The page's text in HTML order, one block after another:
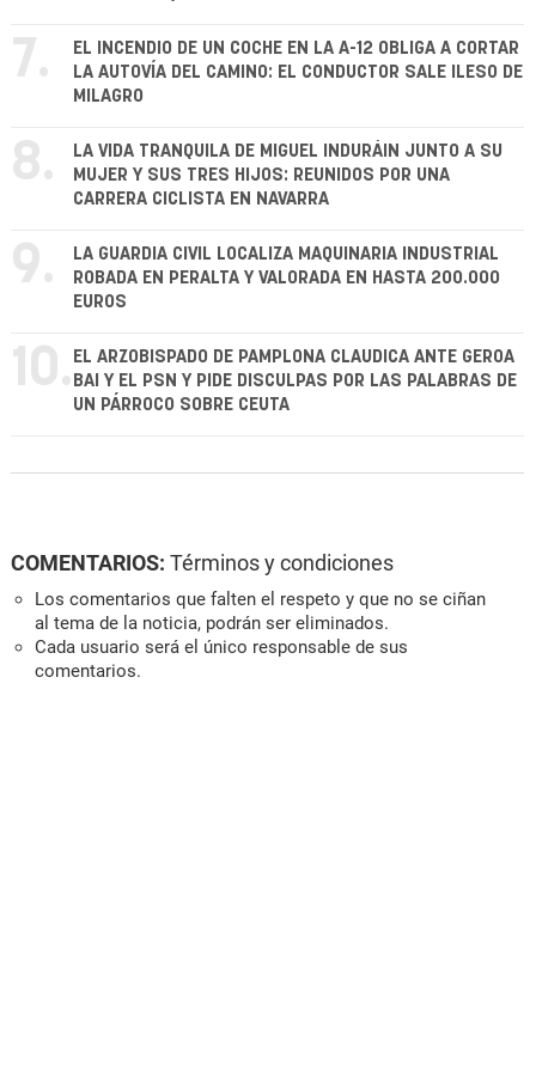
7.
EL INCENDIO DE UN COCHE EN LA A-12 OBLIGA A CORTAR
LA AUTOVÍA DEL CAMINO: EL CONDUCTOR SALE ILESO DE
MILAGRO
8.
LA VIDA TRANQUILA DE MIGUEL INDURÁIN JUNTO A SU
MUJER Y SUS TRES HIJOS: REUNIDOS POR UNA
CARRERA CICLISTA EN NAVARRA
9.
LA GUARDIA CIVIL LOCALIZA MAQUINARIA INDUSTRIAL
ROBADA EN PERALTA Y VALORADA EN HASTA 200.000
EUROS
10. EL ARZOBISPADO DE PAMPLONA CLAUDICA ANTE GEROA
BAI Y EL PSN Y PIDE DISCULPAS POR LAS PALABRAS DE
UN PÁRROCO SOBRE CEUTA
COMENTARIOS: Términos y condiciones
Los comentarios que falten el respeto y que no se ciñan
al tema de la noticia, podrán ser eliminados.
Cada usuario será el único responsable de sus
comentarios.